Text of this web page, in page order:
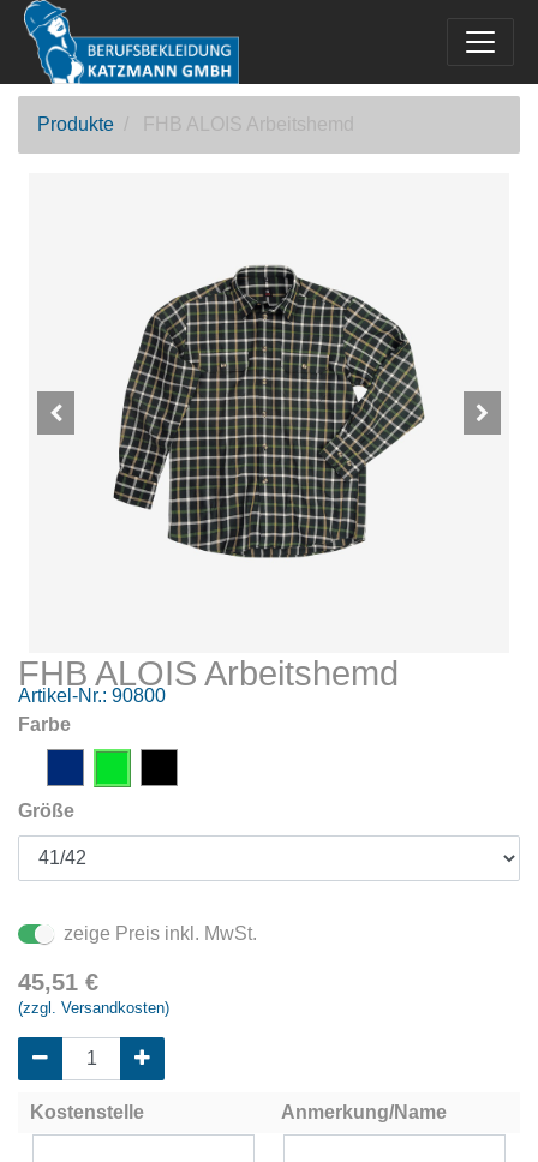
Produkte FHB ALOIS Arbeitshemd
FHB ALOIS Arbeitshemd
Artikel-Nr.: 90800
Farbe
Größe
zeige Preis inkl. MwSt.
45,51 €
(zzgl. Versandkosten)
Kostenstelle Anmerkung/Name